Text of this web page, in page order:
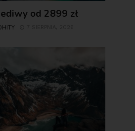
od 2899 zł